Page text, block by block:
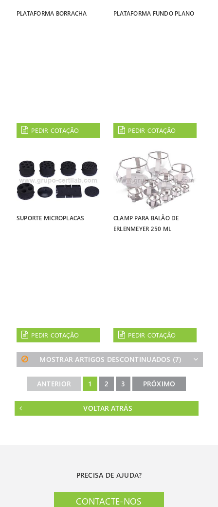
PLATAFORMA BORRACHA
PEDIR COTAÇÃO
PLATAFORMA FUNDO PLANO
PEDIR COTAÇÃO
SUPORTE MICROPLACAS
PEDIR COTAÇÃO
CLAMP PARA BALÃO DE
ERLENMEYER 250 ML
PEDIR COTAÇÃO
MOSTRAR ARTIGOS DESCONTINUADOS (7)
ANTERIOR 1 2 3 PRÓXIMO
VOLTAR ATRÁS
PRECISA DE AJUDA?
CONTACTE-NOS